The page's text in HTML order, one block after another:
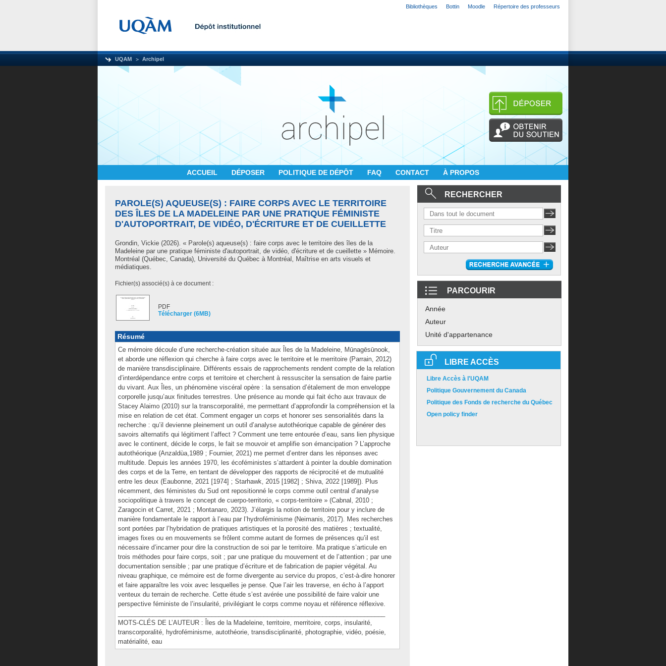
Bibliothèques Bottin Moodle Répertoire des professeurs
UQAM Archipel
ACCUEIL DÉPOSER POLITIQUE DE DÉPÔT FAQ CONTACT À PROPOS
PAROLE(S) AQUEUSE(S) : FAIRE CORPS AVEC LE TERRITOIRE
DES ÎLES DE LA MADELEINE PAR UNE PRATIQUE FÉMINISTE
D'AUTOPORTRAIT, DE VIDÉO, D'ÉCRITURE ET DE CUEILLETTE
Grondin, Vickie (2026). « Parole(s) aqueuse(s) : faire corps avec le territoire des îles de la
Madeleine par une pratique féministe d'autoportrait, de vidéo, d'écriture et de cueillette » Mémoire.
Montréal (Québec, Canada), Université du Québec à Montréal, Maîtrise en arts visuels et
médiatiques.
Fichier(s) associé(s) à ce document :
PDF
Télécharger (6MB)
Résumé
Ce mémoire découle d’une recherche-création située aux Îles de la Madeleine, Mūnagēsūnook,
et aborde une réflexion qui cherche à faire corps avec le territoire et le merritoire (Parrain, 2012)
de manière transdisciplinaire. Différents essais de rapprochements rendent compte de la relation
d’interdépendance entre corps et territoire et cherchent à ressusciter la sensation de faire partie
du vivant. Aux Îles, un phénomène viscéral opère : la sensation d’étalement de mon enveloppe
corporelle jusqu’aux finitudes terrestres. Une présence au monde qui fait écho aux travaux de
Stacey Alaimo (2010) sur la transcorporalité, me permettant d’approfondir la compréhension et la
mise en relation de cet état. Comment engager un corps et honorer ses sensorialités dans la
recherche : qu’il devienne pleinement un outil d’analyse autothéorique capable de générer des
savoirs alternatifs qui légitiment l’affect ? Comment une terre entourée d’eau, sans lien physique
avec le continent, décide le corps, le fait se mouvoir et amplifie son émancipation ? L’approche
autothéorique (Anzaldùa,1989 ; Fournier, 2021) me permet d’entrer dans les réponses avec
multitude. Depuis les années 1970, les écoféministes s’attardent à pointer la double domination
des corps et de la Terre, en tentant de développer des rapports de réciprocité et de mutualité
entre les deux (Eaubonne, 2021 [1974] ; Starhawk, 2015 [1982] ; Shiva, 2022 [1989]). Plus
récemment, des féministes du Sud ont repositionné le corps comme outil central d’analyse
sociopolitique à travers le concept de cuerpo-territorio, « corps-territoire » (Cabnal, 2010 ;
Zaragocin et Carret, 2021 ; Montanaro, 2023). J’élargis la notion de territoire pour y inclure de
manière fondamentale le rapport à l’eau par l’hydroféminisme (Neimanis, 2017). Mes recherches
sont portées par l’hybridation de pratiques artistiques et la porosité des matières ; textualité,
images fixes ou en mouvements se frôlent comme autant de formes de présences qu’il est
nécessaire d’incarner pour dire la construction de soi par le territoire. Ma pratique s’articule en
trois méthodes pour faire corps, soit ; par une pratique du mouvement et de l’attention ; par une
documentation sensible ; par une pratique d’écriture et de fabrication de papier végétal. Au
niveau graphique, ce mémoire est de forme divergente au service du propos, c’est-à-dire honorer
et faire apparaître les voix avec lesquelles je pense. Que l’air les traverse, en écho à l’apport
venteux du terrain de recherche. Cette étude s’est avérée une possibilité de faire valoir une
perspective féministe de l’insularité, privilégiant le corps comme noyau et référence réflexive.
MOTS-CLÉS DE L’AUTEUR : Îles de la Madeleine, territoire, merritoire, corps, insularité,
transcorporalité, hydroféminisme, autothéorie, transdisciplinarité, photographie, vidéo, poésie,
matérialité, eau
RECHERCHER
PARCOURIR
Année
Auteur
Unité d'appartenance
LIBRE ACCÈS
Libre Accès à l'UQAM
Politique Gouvernement du Canada
Politique des Fonds de recherche du Québec
Open policy finder